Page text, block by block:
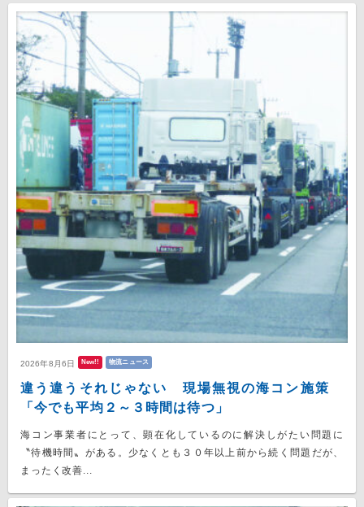
2026年8月6日 New!! 物流ニュース
違う違うそれじゃない 現場無視の海コン施策
「今でも平均２～３時間は待つ」
海コン事業者にとって、顕在化しているのに解決しがたい問題に
〝待機時間〟がある。少なくとも３０年以上前から続く問題だが、
まったく改善...